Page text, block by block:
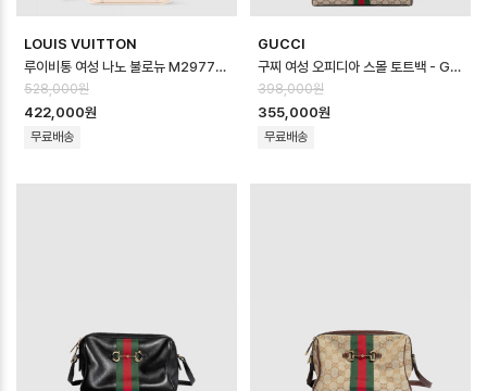
LOUIS VUITTON
루이비통 여성 나노 불로뉴 M29779 - Louis vuitton Womens Nano …
528,000원
422,000원
무료배송
GUCCI
구찌 여성 오피디아 스몰 토트백 - Gucci Womens Ophidia Small Tot…
398,000원
355,000원
무료배송